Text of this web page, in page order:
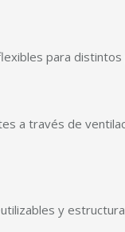
para
a través de
y